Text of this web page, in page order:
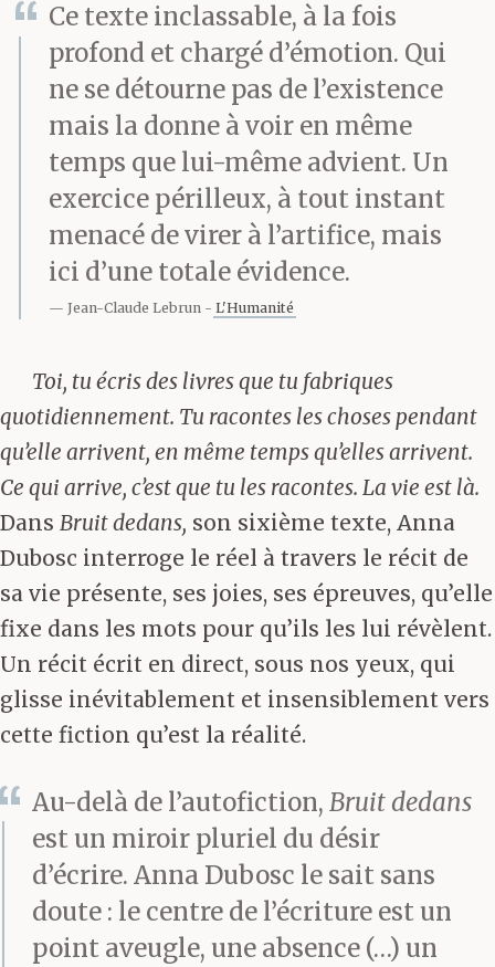
Ce texte inclassable, à la fois
profond et chargé d’émotion. Qui
ne se détourne pas de l’existence
mais la donne à voir en même
temps que lui-même advient. Un
exercice périlleux, à tout instant
menacé de virer à l’artifice, mais
ici d’une totale évidence.
Jean-Claude Lebrun L'Humanité
Toi, tu écris des livres que tu fabriques
quotidiennement. Tu racontes les choses pendant
qu’elle arrivent, en même temps qu’elles arrivent.
Ce qui arrive, c’est que tu les racontes. La vie est là.
Dans Bruit dedans, son sixième texte, Anna
Dubosc interroge le réel à travers le récit de
sa vie présente, ses joies, ses épreuves, qu’elle
fixe dans les mots pour qu’ils les lui révèlent.
Un récit écrit en direct, sous nos yeux, qui
glisse inévitablement et insensiblement vers
cette fiction qu’est la réalité.
Au-delà de l’autofiction, Bruit dedans
est un miroir pluriel du désir
d’écrire. Anna Dubosc le sait sans
doute : le centre de l’écriture est un
point aveugle, une absence (…) un